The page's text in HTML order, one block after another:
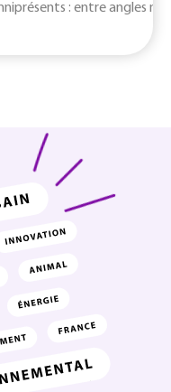
: entre angles